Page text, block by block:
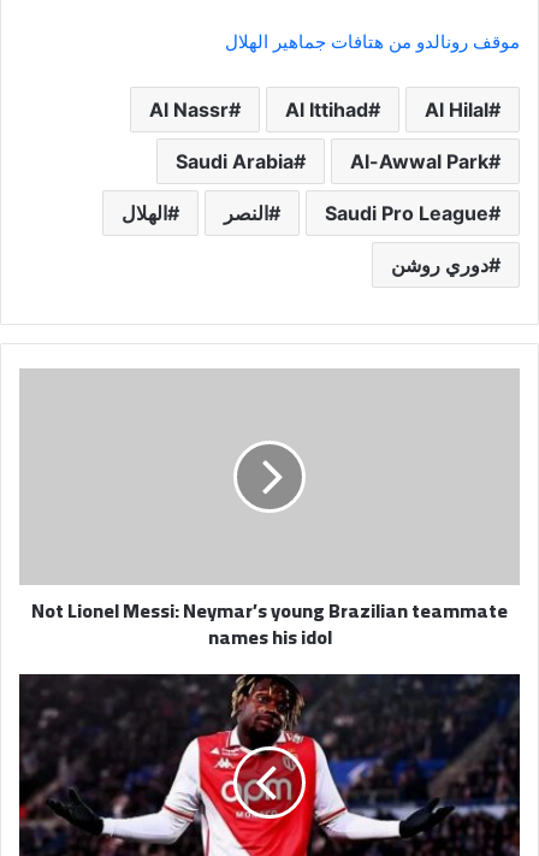
موقف رونالدو من هتافات جماهير الهلال
Al Hilal
Al Ittihad
Al Nassr
Al-Awwal Park
Saudi Arabia
Saudi Pro League النصر الهلال
دوري روشن
his
idol
Not Lionel Messi: Neymar’s young Brazilian teammate
names his idol
مهاجم
موناكو
خليفة
بنزيمة
في
الاتحاد